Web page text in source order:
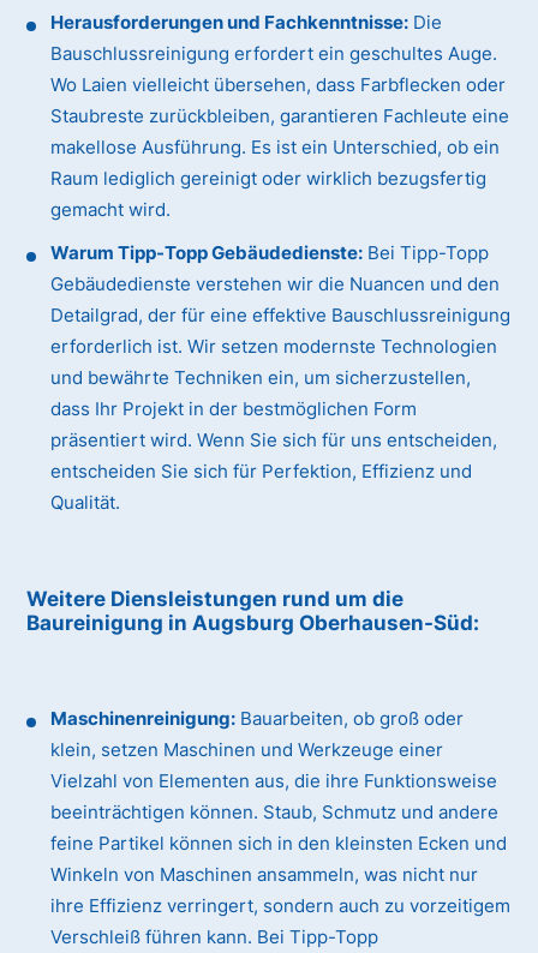
Herausforderungen und Fachkenntnisse: Die
Bauschlussreinigung erfordert ein geschultes Auge.
Wo Laien vielleicht übersehen, dass Farbflecken oder
Staubreste zurückbleiben, garantieren Fachleute eine
makellose Ausführung. Es ist ein Unterschied, ob ein
Raum lediglich gereinigt oder wirklich bezugsfertig
gemacht wird.
Warum Tipp-Topp Gebäudedienste: Bei Tipp-Topp
Gebäudedienste verstehen wir die Nuancen und den
Detailgrad, der für eine effektive Bauschlussreinigung
erforderlich ist. Wir setzen modernste Technologien
und bewährte Techniken ein, um sicherzustellen,
dass Ihr Projekt in der bestmöglichen Form
präsentiert wird. Wenn Sie sich für uns entscheiden,
entscheiden Sie sich für Perfektion, Effizienz und
Qualität.
Weitere Diensleistungen rund um die
Baureinigung in Augsburg Oberhausen-Süd:
Maschinenreinigung: Bauarbeiten, ob groß oder
klein, setzen Maschinen und Werkzeuge einer
Vielzahl von Elementen aus, die ihre Funktionsweise
beeinträchtigen können. Staub, Schmutz und andere
feine Partikel können sich in den kleinsten Ecken und
Winkeln von Maschinen ansammeln, was nicht nur
ihre Effizienz verringert, sondern auch zu vorzeitigem
Verschleiß führen kann. Bei Tipp-Topp